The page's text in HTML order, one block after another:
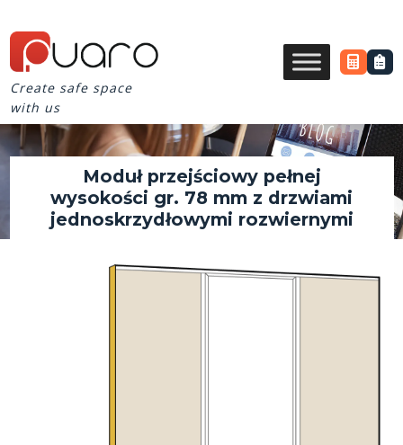
Create safe space
with us
Moduł przejściowy pełnej
wysokości gr. 78 mm z drzwiami
jednoskrzydłowymi rozwiernymi